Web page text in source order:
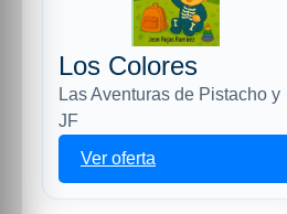
Los Colores
Las Aventuras de Pistacho y
JF
Ver oferta